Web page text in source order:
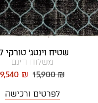
שטיח וינטג' טורקי 77
משלוח חינם
15,900 ₪
9,540 ₪
לפרטים ורכישה